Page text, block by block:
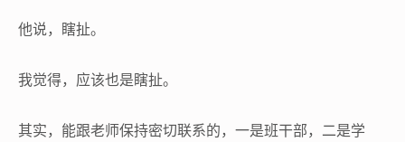
他说，瞎扯。
我觉得，应该也是瞎扯。
其实，能跟老师保持密切联系的，一是班干部，二是学